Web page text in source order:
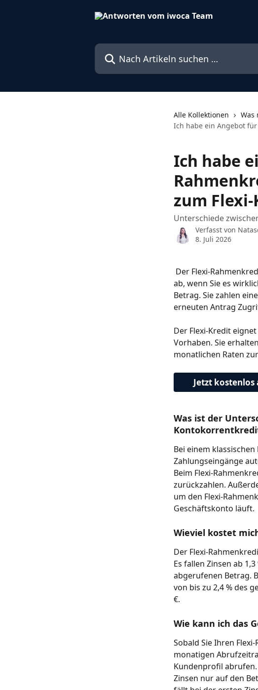
Nach Artikeln suchen …
Alle Kollektionen
Was
Ich habe ein Angebot
Ich habe
zum
Unterschiede
Verfasst von
8. Juli 2026
ab, wenn Sie es
Betrag. Sie zahlen
erneuten Antrag
Der Flexi-Kredit
Vorhaben. Sie
monatlichen Raten
Jetzt
Was ist der
Bei einem
Zahlungseingänge
Beim Flexi-
zurückzahlen.
um den Flexi-
Geschäftskonto läuft.
Wieviel kostet
Der Flexi-
Es fallen Zinsen ab
abgerufenen Betrag.
von bis zu 2,4 % des
€.
Wie kann ich das
Sobald Sie Ihren
monatigen
Kundenprofil abrufen.
Zinsen nur auf den